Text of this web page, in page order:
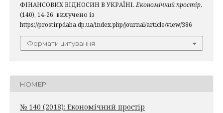
ФІНАНСОВИХ ВІДНОСИН В УКРАЇНІ. Економічний простір,
(140), 14-26. вилучено із
https://prostir.pdaba.dp.ua/index.php/journal/article/view/386
Формати цитування
НОМЕР
№ 140 (2018): Економічний простір